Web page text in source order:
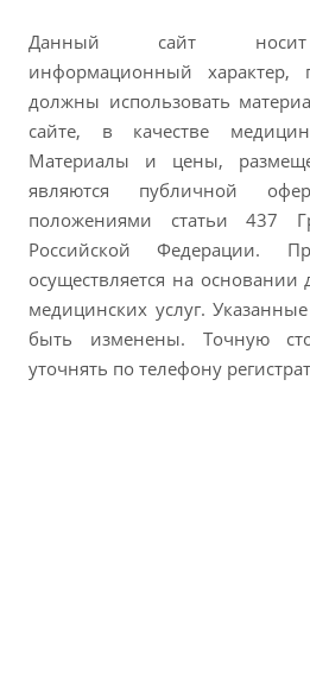
Данный сайт носит
информационный характер,
должны использовать
сайте, в качестве
Материалы и цены,
являются публичной
положениями статьи 437
Российской Федерации.
осуществляется на основании
медицинских услуг.
быть изменены. Точную
уточнять по телефону